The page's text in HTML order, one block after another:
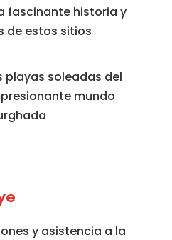
fascinante historia y
de estos sitios
playas soleadas del
mundo
y asistencia a la